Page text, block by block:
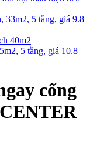
33m2, 5 tầng, giá 9.8
40m2
5 tầng, giá 10.8
cổng